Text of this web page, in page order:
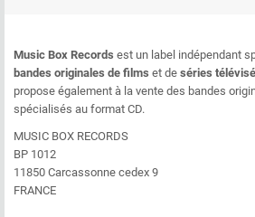
Music Box Records est un label indépendant
bandes originales de films et de séries
propose également à la vente des bandes
spécialisés au format CD.
MUSIC BOX RECORDS
BP 1012
11850 Carcassonne cedex 9
FRANCE